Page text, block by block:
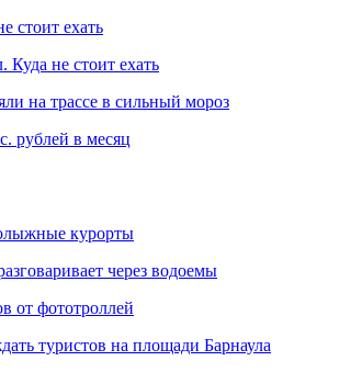
стоит ехать
Куда не стоит ехать
на трассе в сильный мороз
рублей в месяц
курорты
через водоемы
от фототроллей
туристов на площади Барнаула